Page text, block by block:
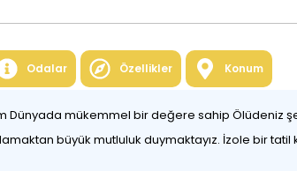
Odalar Özellikler Konum
Dünyada mükemmel bir değere sahip Ölüdeniz
büyük mutluluk duymaktayız. İzole bir tatil